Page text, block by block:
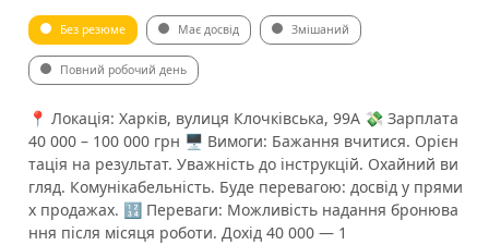
Без резюме Має досвід Змішаний
Повний робочий день
📍 Локація: Харків, вулиця Клочківська, 99А 💸 Зарплата
40 000 – 100 000 грн 🖥 Вимоги: Бажання вчитися. Орієн
тація на результат. Уважність до інструкцій. Охайний ви
гляд. Комунікабельність. Буде перевагою: досвід у прями
х продажах. 🔢 Переваги: Можливість надання бронюва
ння після місяця роботи. Дохід 40 000 — 1